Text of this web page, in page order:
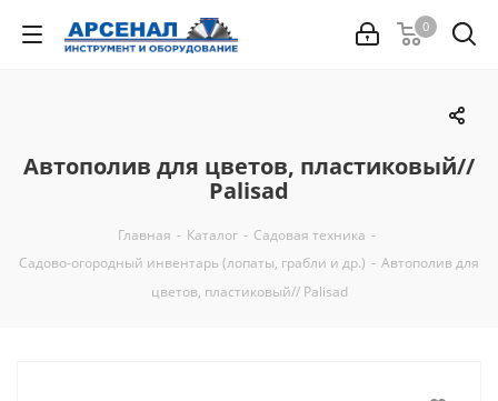
0
Автополив для цветов, пластиковый//
Palisad
Главная - Каталог - Садовая техника -
Садово-огородный инвентарь (лопаты, грабли и др.) - Автополив для
цветов, пластиковый// Palisad